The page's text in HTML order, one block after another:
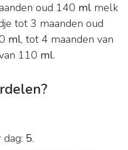
oud 140 ml melk
tot 3 maanden oud
ml, tot 4 maanden van
110 ml.
dag: 5.